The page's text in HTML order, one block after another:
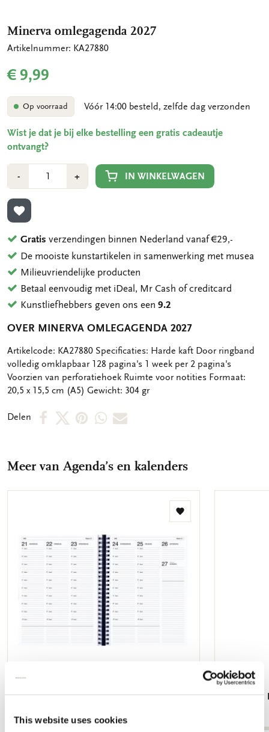
This website uses cookies
Minerva omlegagenda 2027
Artikelnummer: KA27880
€ 9,99
Op voorraad Vóór 14:00 besteld, zelfde dag verzonden
Wist je dat je bij elke bestelling een gratis cadeautje
ontvangt?
-Min
1
+Plus
1
IN WINKELWAGEN
TOEVOEGEN AAN VERLANGLIJST
Gratis verzendingen binnen Nederland vanaf €29,-
De mooiste kunstartikelen in samenwerking met musea
Milieuvriendelijke producten
Betaal eenvoudig met iDeal, Mr Cash of creditcard
Kunstliefhebbers geven ons een9.2
OVER MINERVA OMLEGAGENDA 2027
OMSCHRIJVING
Artikelcode: KA27880 Specificaties: Harde kaft Door ringband
volledig omklapbaar 128 pagina's 1 week per 2 pagina's
Voorzien van perforatiehoek Ruimte voor notities Formaat:
20,5 x 15,5 cm (A5) Gewicht: 304 gr
Delen
DeelDeelDeelDeelDeel
mail
Meer van Agenda’s en kalenders
Toevoegen
verlanglijst
€ 14,99